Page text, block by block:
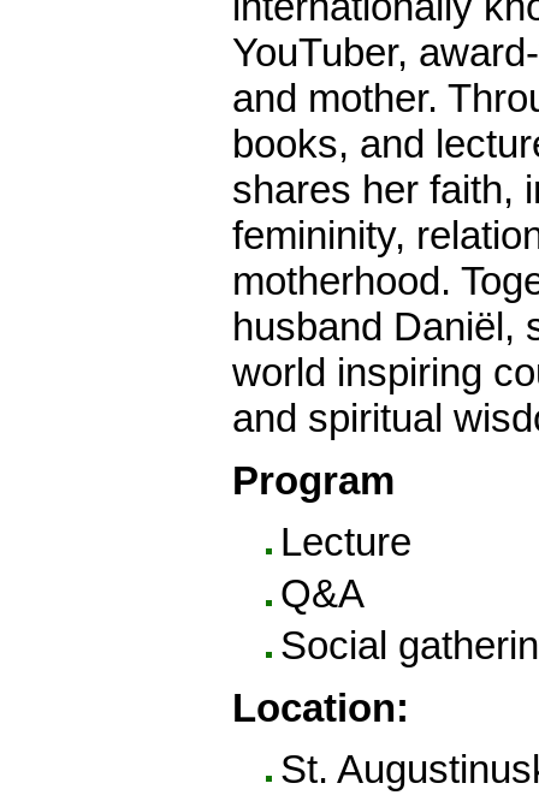
YouTuber,
and mother.
books, and
shares her faith,
femininity,
motherhood.
husband Daniël,
world inspiring
and spiritual
Program
Lecture
Q&A
Social
Location:
St.